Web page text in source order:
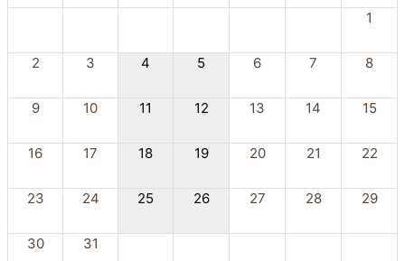
1
2 3 4 5 6 7 8
9 10 11 12 13 14 15
16 17 18 19 20 21 22
23 24 25 26 27 28 29
30 31